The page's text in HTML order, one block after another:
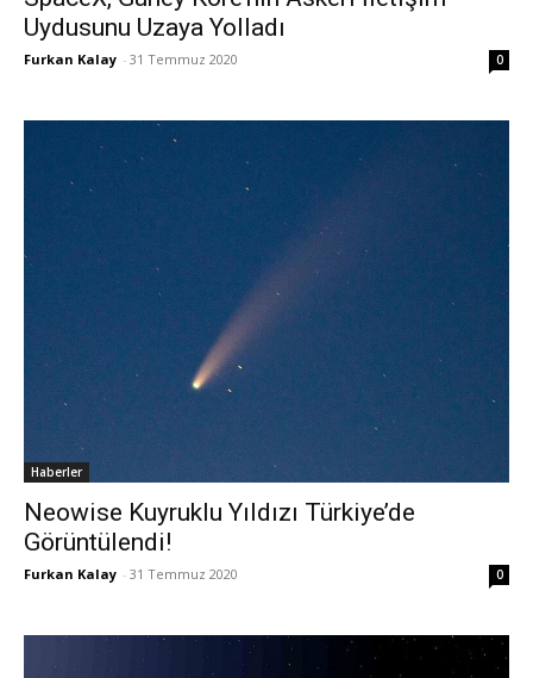
Uydusunu Uzaya Yolladı
Furkan Kalay - 31 Temmuz 2020 0
Haberler
Neowise Kuyruklu Yıldızı Türkiye’de
Görüntülendi!
Furkan Kalay - 31 Temmuz 2020 0